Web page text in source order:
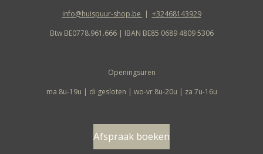
info@huispuur-shop.be | +32468143929
Btw BE0778.961.666 | IBAN BE85 0689 4809 5306
Openingsuren
ma 8u-19u | di gesloten | wo-vr 8u-20u | za 7u-16u
Afspraak boeken